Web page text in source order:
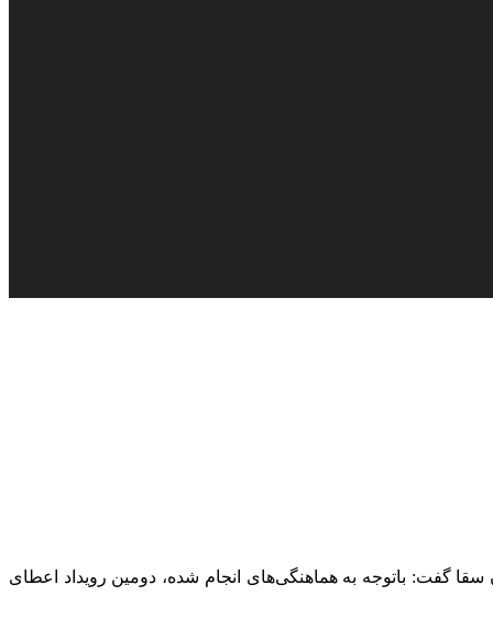
سقا گفت: باتوجه به هماهنگی‌های انجام شده، دومین رویداد اعطای